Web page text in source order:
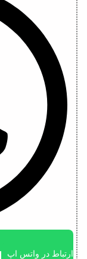
ارتباط در واتس اپ